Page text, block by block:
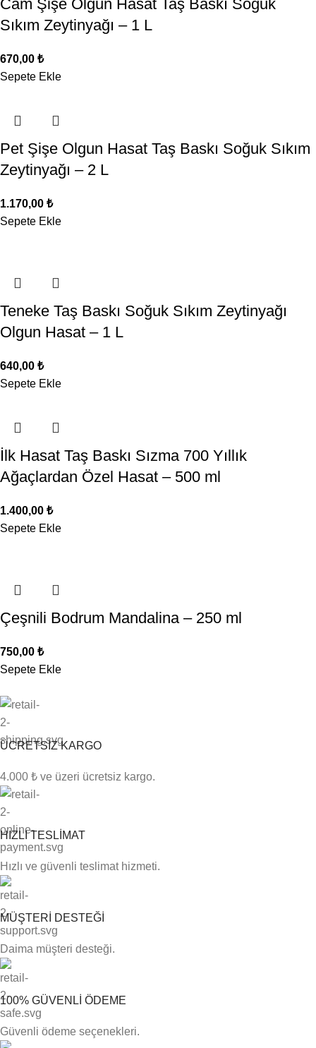
Cam Şişe Olgun Hasat Taş Baskı Soğuk
Sıkım Zeytinyağı – 1 L
670,00 ₺
Sepete Ekle
Pet Şişe Olgun Hasat Taş Baskı Soğuk Sıkım
Zeytinyağı – 2 L
1.170,00 ₺
Sepete Ekle
Teneke Taş Baskı Soğuk Sıkım Zeytinyağı
Olgun Hasat – 1 L
640,00 ₺
Sepete Ekle
İlk Hasat Taş Baskı Sızma 700 Yıllık
Ağaçlardan Özel Hasat – 500 ml
1.400,00 ₺
Sepete Ekle
Çeşnili Bodrum Mandalina – 250 ml
750,00 ₺
Sepete Ekle
ÜCRETSİZ KARGO
4.000 ₺ ve üzeri ücretsiz kargo.
HIZLI TESLİMAT
Hızlı ve güvenli teslimat hizmeti.
MÜŞTERİ DESTEĞİ
Daima müşteri desteği.
100% GÜVENLİ ÖDEME
Güvenli ödeme seçenekleri.